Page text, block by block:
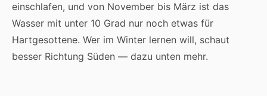
einschlafen, und von November bis März ist das
Wasser mit unter 10 Grad nur noch etwas für
Hartgesottene. Wer im Winter lernen will, schaut
besser Richtung Süden — dazu unten mehr.